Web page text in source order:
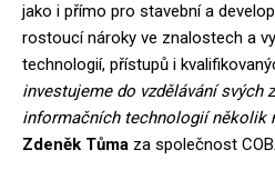
jako i přímo pro stavební a
rostoucí nároky ve znalostech a
technologií, přístupů i
investujeme do vzdělávání svých
informačních technologií několik
Zdeněk Tůma za společnost